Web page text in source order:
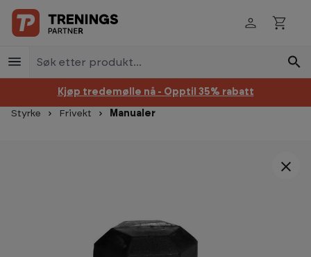
Hopp til innhold
Kjøp tredemølle nå - Opptil 35% rabatt
Styrke Frivekt Manualer